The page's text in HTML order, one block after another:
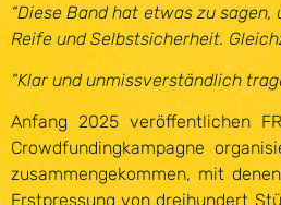
“Diese Band hat etwas zu
Reife und Selbstsicherheit.
“Klar und unmissverständlich
Anfang 2025 veröffentlichen
Crowdfundingkampagne
zusammengekommen, mit
Erstpressung von dreihundert